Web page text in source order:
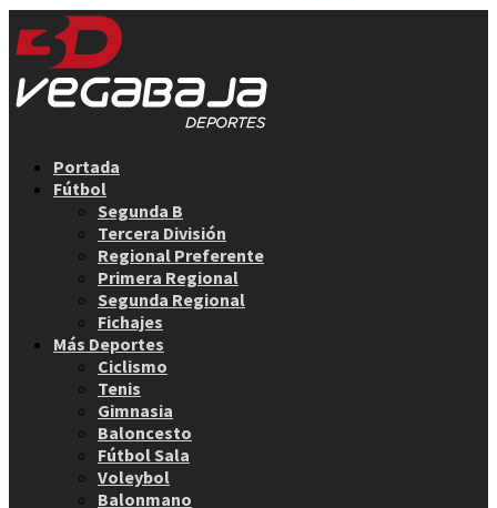
Portada
Fútbol
Segunda B
Tercera División
Regional Preferente
Primera Regional
Segunda Regional
Fichajes
Más Deportes
Ciclismo
Tenis
Gimnasia
Baloncesto
Fútbol Sala
Voleybol
Balonmano